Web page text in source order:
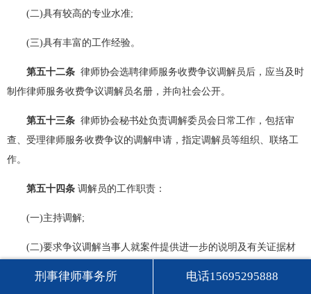
(二)具有较高的专业水准;
(三)具有丰富的工作经验。
第五十二条 律师协会选聘律师服务收费争议调解员后，应当及时
制作律师服务收费争议调解员名册，并向社会公开。
第五十三条 律师协会秘书处负责调解委员会日常工作，包括审
查、受理律师服务收费争议的调解申请，指定调解员等组织、联络工
作。
第五十四条 调解员的工作职责：
(一)主持调解;
(二)要求争议调解当事人就案件提供进一步的说明及有关证据材
刑事律师事务所 电话15695295888